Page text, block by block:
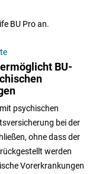
BU Pro an.
BU-
psychischen
bei der
ohne dass der
werden
Vorerkrankungen